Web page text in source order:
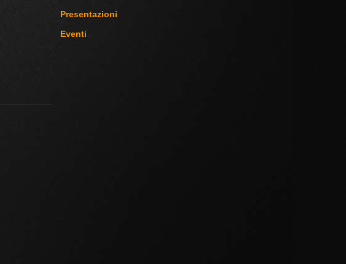
Presentazioni
Eventi